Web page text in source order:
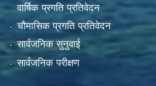
वार्षिक प्रगति प्रतिवेदन
चौमासिक प्रगति प्रतिवेदन
सार्वजनिक सुनुवाई
सार्वजनिक परीक्षण